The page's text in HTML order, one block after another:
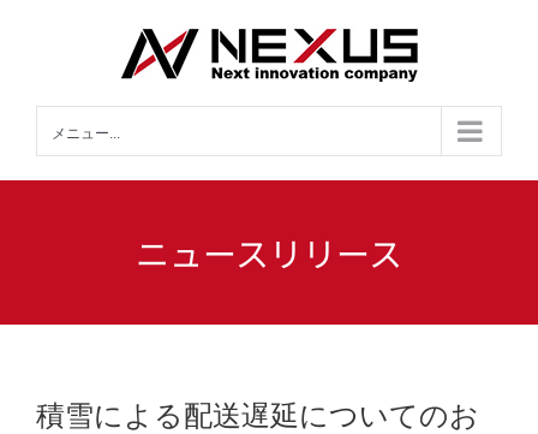
メニュー...
ニュースリリース
積雪による配送遅延についてのお